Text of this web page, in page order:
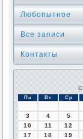
Любопытное
Все записи
Контакты
Пн Вт Ср
3
4 5
10
11 12
17
18 19